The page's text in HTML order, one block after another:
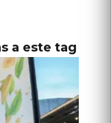
a este tag